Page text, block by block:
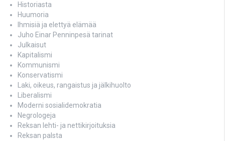
Historiasta
Huumoria
Ihmisiä ja elettyä elämää
Juho Einar Penninpesä tarinat
Julkaisut
Kapitalismi
Kommunismi
Konservatismi
Laki, oikeus, rangaistus ja jälkihuolto
Liberalismi
Moderni sosialidemokratia
Negrologeja
Reksan lehti- ja nettikirjoituksia
Reksan palsta